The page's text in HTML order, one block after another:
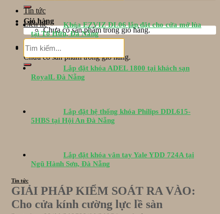
Giỏ hàng
Chưa có sản phẩm trong giỏ hàng.
Giỏ hàng
Chưa có sản phẩm trong giỏ hàng.
Tin tức
Liên hệ
Tìm
kiếm:
Khóa EZVIZ DL06 lắp đặt cho cửa mở lùa
tại Tố Hữu, Đà Nẵng
Lắp đặt khóa ADEL 1800 tại khách sạn
RoyalL Đà Nẵng
Lắp đặt hệ thống khóa Philips DDL615-
5HBS tại Hội An Đà Nẵng
Lắp đặt khóa vân tay Yale YDD 724A tại
Ngũ Hành Sơn, Đà Nẵng
Tin tức
GIẢI PHÁP KIỂM SOÁT RA VÀO:
Cho cửa kính cường lực lề sàn